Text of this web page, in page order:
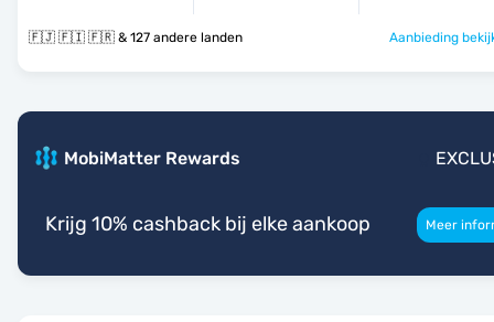
🇫🇯 🇫🇮 🇫🇷 & 127 andere landen Aanbieding
MobiMatter Rewards
Krijg 10% cashback bij elke aankoop Meer